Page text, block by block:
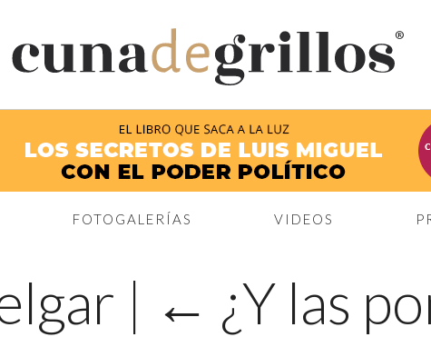
®
FOTOGALERÍAS VIDEOS
| ← ¿Y las